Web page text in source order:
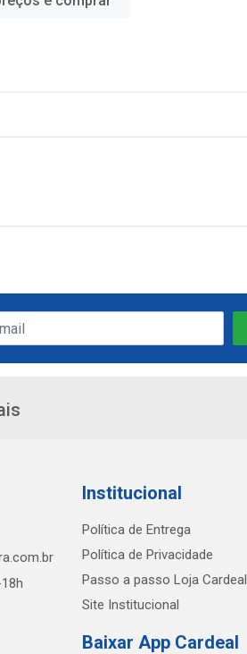
Institucional
Política de Entrega
Política de Privacidade
Passo a passo Loja Cardeal
Site Institucional
Baixar App Cardeal